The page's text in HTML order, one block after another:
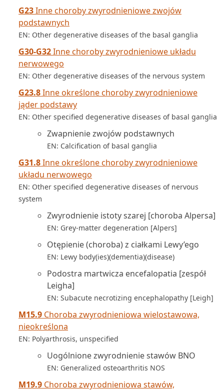
G23Inne choroby zwyrodnieniowe zwojów
podstawnych
EN: Other degenerative diseases of the basal ganglia
G30-G32Inne choroby zwyrodnieniowe układu
nerwowego
EN: Other degenerative diseases of the nervous system
G23.8Inne określone choroby zwyrodnieniowe
jąder podstawy
EN: Other specified degenerative diseases of basal ganglia
Zwapnienie zwojów podstawnych
EN: Calcification of basal ganglia
G31.8Inne określone choroby zwyrodnieniowe
układu nerwowego
EN: Other specified degenerative diseases of nervous
system
Zwyrodnienie istoty szarej [choroba Alpersa]
EN: Grey-matter degeneration [Alpers]
Otępienie (choroba) z ciałkami Lewy’ego
EN: Lewy body(ies)(dementia)(disease)
Podostra martwicza encefalopatia [zespół
Leigha]
EN: Subacute necrotizing encephalopathy [Leigh]
M15.9 Choroba zwyrodnieniowa wielostawowa,
nieokreślona
EN: Polyarthrosis, unspecified
Uogólnione zwyrodnienie stawów BNO
EN: Generalized osteoarthritis NOS
M19.9 Choroba zwyrodnieniowa stawów,